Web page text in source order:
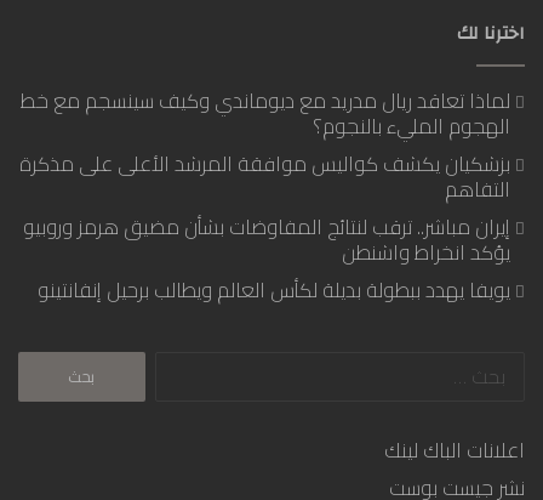
اخترنا لك
لماذا تعاقد ريال مدريد مع ديوماندي وكيف سينسجم مع خط
الهجوم المليء بالنجوم؟
بزشكيان يكشف كواليس موافقة المرشد الأعلى على مذكرة
التفاهم
إيران مباشر.. ترقب لنتائج المفاوضات بشأن مضيق هرمز وروبيو
يؤكد انخراط واشنطن
يويفا يهدد ببطولة بديلة لكأس العالم ويطالب برحيل إنفانتينو
البحث
اعلانات الباك لينك
نشر جيست بوست